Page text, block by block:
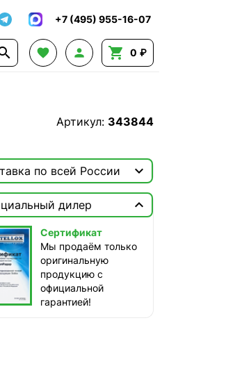
+7 (495) 955-16-07
   0 ₽
Артикул: 343844
по всей России 
— Курьер
от 350 ₽
— Самовывоз
бесплатно
Бережковская, д. 20, стр. 19
дилер

Сертификат
Мы продаём только
оригинальную
продукцию с
официальной
гарантией!